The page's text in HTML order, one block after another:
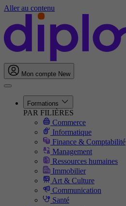
Aller au contenu
Mon compte New
Formations
PAR FILIÈRES
Commerce
Informatique
Finance & Comptabilité
Management
Ressources humaines
Immobilier
Art & Culture
Communication
Santé